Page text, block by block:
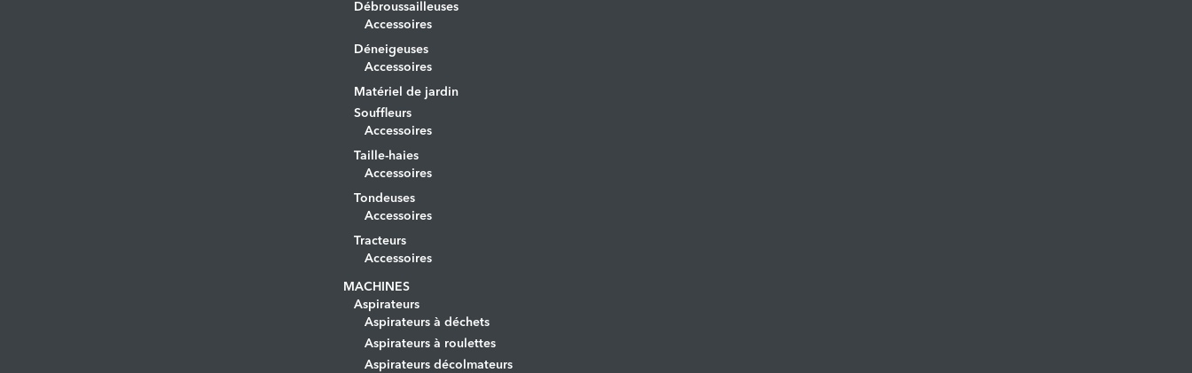
Débroussailleuses
Accessoires
Déneigeuses
Accessoires
Matériel de jardin
Souffleurs
Accessoires
Taille-haies
Accessoires
Tondeuses
Accessoires
Tracteurs
Accessoires
MACHINES
Aspirateurs
Aspirateurs à déchets
Aspirateurs à roulettes
Aspirateurs décolmateurs